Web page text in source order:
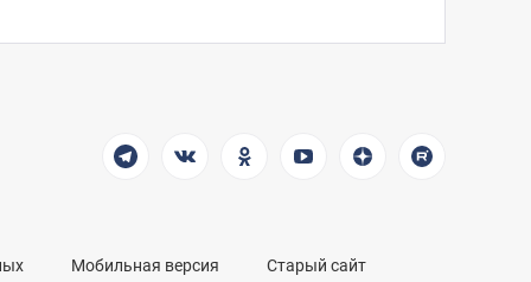
Мобильная версия Старый сайт